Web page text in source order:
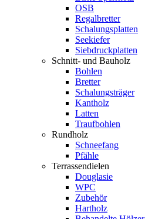
OSB
Regalbretter
Schalungsplatten
Seekiefer
Siebdruckplatten
Schnitt- und Bauholz
Bohlen
Bretter
Schalungsträger
Kantholz
Latten
Traufbohlen
Rundholz
Schneefang
Pfähle
Terrassendielen
Douglasie
WPC
Zubehör
Hartholz